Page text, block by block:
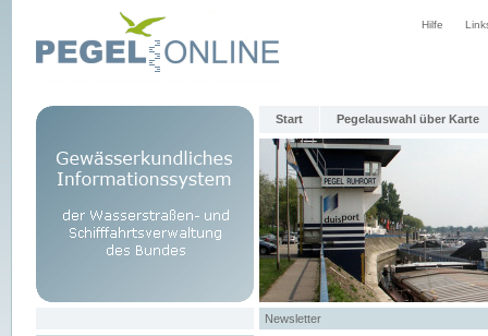
Hilfe
Start Pegelauswahl über Karte
Newsletter